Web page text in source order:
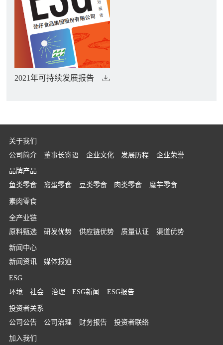
2021年可持续发展报告
关于我们
公司简介
董事长寄语 企业文化 发展历程 企业荣誉
品牌产品
鱼类零食
禽蛋零食 豆类零食 肉类零食 魔芋零食
素肉零食
全产业链
原料甄选
研发优势 供应链优势 质量认证 渠道优势
新闻中心
新闻资讯
媒体报道
ESG
环境
社会 治理 ESG新闻 ESG报告
投资者关系
公司公告
公司治理 财务报告 投资者联络
加入我们